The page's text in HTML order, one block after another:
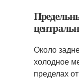
Около
холодное
пределах